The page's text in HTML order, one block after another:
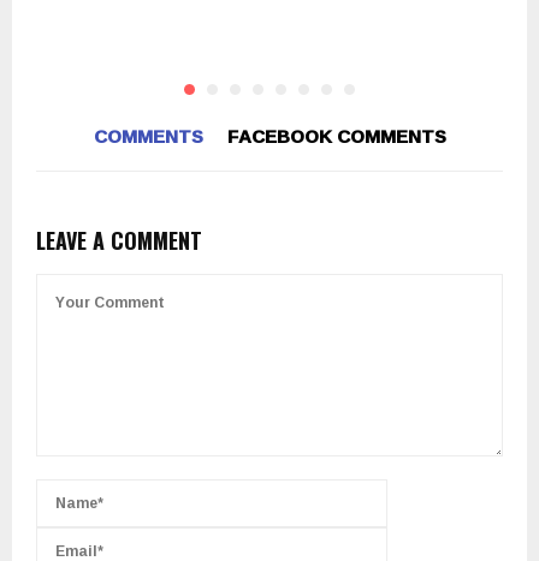
COMMENTS FACEBOOK COMMENTS
LEAVE A COMMENT